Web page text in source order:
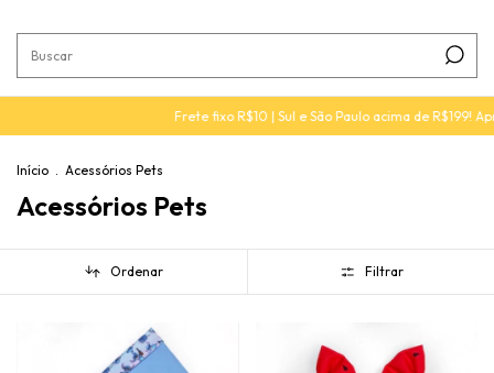
Frete fixo R$10 | Sul e São Paulo acima de R$199! Aproveite
Início . Acessórios Pets
Acessórios Pets
Ordenar Filtrar